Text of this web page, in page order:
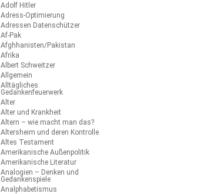
Adolf Hitler
Adress-Optimierung
Adressen Datenschützer
Af-Pak
Afghhanisten/Pakistan
Afrika
Albert Schweitzer
Allgemein
Alltägliches
Gedankenfeuerwerk
Alter
Alter und Krankheit
Altern – wie macht man das?
Altersheim und deren Kontrolle
Altes Testament
Amerikanische Außenpolitik
Amerikanische Literatur
Analogien – Denken und
Gedankenspiele
Analphabetismus